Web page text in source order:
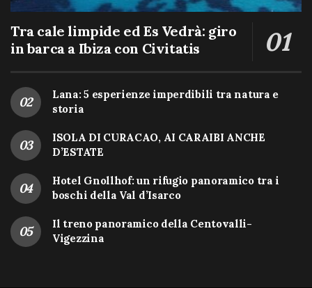
Tra cale limpide ed Es Vedrà: giro
in barca a Ibiza con Civitatis
Lana: 5 esperienze imperdibili tra natura e
storia
ISOLA DI CURACAO, AI CARAIBI ANCHE
D’ESTATE
Hotel Gnollhof: un rifugio panoramico tra i
boschi della Val d’Isarco
Il treno panoramico della Centovalli-
Vigezzina